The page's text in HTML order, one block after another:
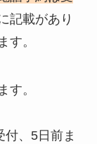
記載があり
す。
す。
、5日前ま